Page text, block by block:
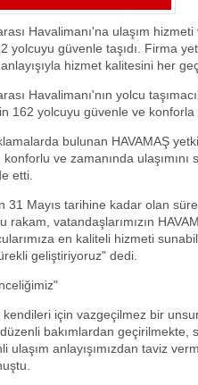
Havalimanı'na ulaşım hizmeti
yolcuyu güvenle taşıdı. Firma
hizmet kalitesini her
Havalimanı'nın yolcu
162 yolcuyu güvenle ve konforla
bulunan HAVAMAŞ
ve zamanında
etti.
31 Mayıs tarihine kadar olan
rakam, vatandaşlarımızın
en kaliteli hizmeti
geliştiriyoruz" dedi.
için vazgeçilmez bir
bakımlardan
ulaşım anlayışımızdan taviz